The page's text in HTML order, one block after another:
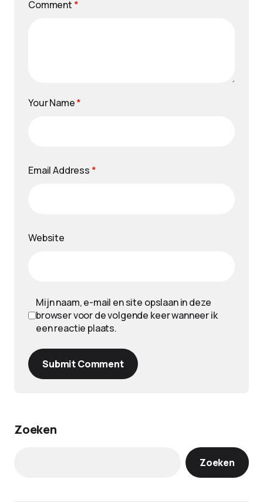
Comment *
Your Name*
Email Address *
Website
Mijn naam, e-mail en site opslaan in deze
browser voor de volgende keer wanneer ik
een reactie plaats.
Submit Comment
Zoeken
Zoeken